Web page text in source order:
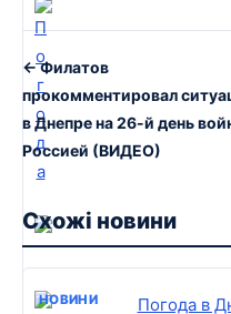
← Филатов
прокомментировал
в Днепре на 26-й день
Россией (ВИДЕО)
Схожі новини
НОВИНИ